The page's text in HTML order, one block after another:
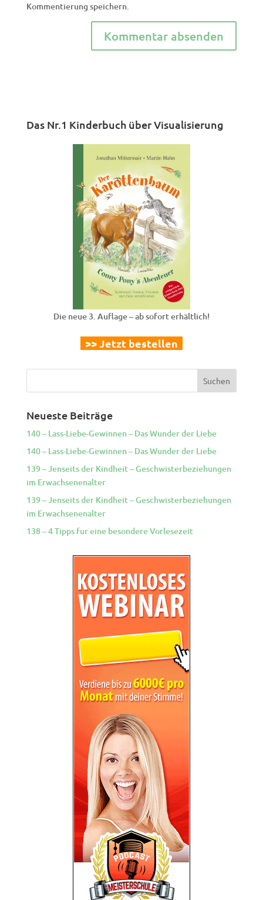
Kommentierung speichern.
Das Nr.1 Kinderbuch über Visualisierung
Die neue 3. Auflage – ab sofort erhältlich!
>> Jetzt bestellen
Neueste Beiträge
140 – Lass-Liebe-Gewinnen – Das Wunder der Liebe
140 – Lass-Liebe-Gewinnen – Das Wunder der Liebe
139 – Jenseits der Kindheit – Geschwisterbeziehungen
im Erwachsenenalter
139 – Jenseits der Kindheit – Geschwisterbeziehungen
im Erwachsenenalter
138 – 4 Tipps fur eine besondere Vorlesezeit